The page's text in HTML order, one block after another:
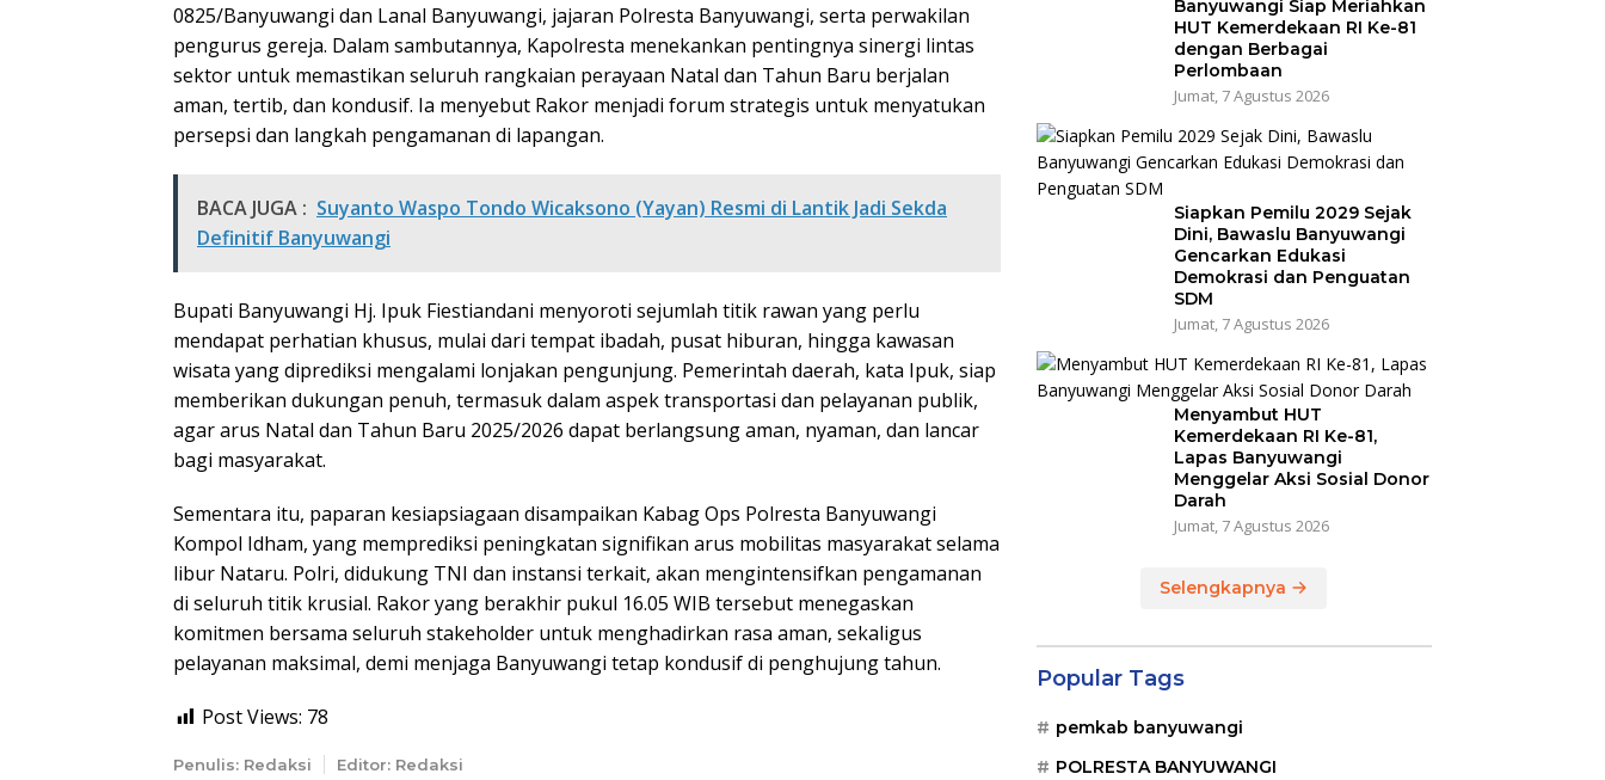
0825/Banyuwangi dan Lanal Banyuwangi, jajaran Polresta Banyuwangi, serta perwakilan
pengurus gereja. Dalam sambutannya, Kapolresta menekankan pentingnya sinergi lintas
sektor untuk memastikan seluruh rangkaian perayaan Natal dan Tahun Baru berjalan
aman, tertib, dan kondusif. Ia menyebut Rakor menjadi forum strategis untuk menyatukan
persepsi dan langkah pengamanan di lapangan.
BACA JUGA : Suyanto Waspo Tondo Wicaksono (Yayan) Resmi di Lantik Jadi Sekda
Definitif Banyuwangi
Bupati Banyuwangi Hj. Ipuk Fiestiandani menyoroti sejumlah titik rawan yang perlu
mendapat perhatian khusus, mulai dari tempat ibadah, pusat hiburan, hingga kawasan
wisata yang diprediksi mengalami lonjakan pengunjung. Pemerintah daerah, kata Ipuk, siap
memberikan dukungan penuh, termasuk dalam aspek transportasi dan pelayanan publik,
agar arus Natal dan Tahun Baru 2025/2026 dapat berlangsung aman, nyaman, dan lancar
bagi masyarakat.
Sementara itu, paparan kesiapsiagaan disampaikan Kabag Ops Polresta Banyuwangi
Kompol Idham, yang memprediksi peningkatan signifikan arus mobilitas masyarakat selama
libur Nataru. Polri, didukung TNI dan instansi terkait, akan mengintensifkan pengamanan
di seluruh titik krusial. Rakor yang berakhir pukul 16.05 WIB tersebut menegaskan
komitmen bersama seluruh stakeholder untuk menghadirkan rasa aman, sekaligus
pelayanan maksimal, demi menjaga Banyuwangi tetap kondusif di penghujung tahun.
Post Views: 78
Penulis: Redaksi Editor: Redaksi
Banyuwangi Siap Meriahkan
HUT Kemerdekaan RI Ke-81
dengan Berbagai
Perlombaan
Jumat, 7 Agustus 2026
Siapkan Pemilu 2029 Sejak
Dini, Bawaslu Banyuwangi
Gencarkan Edukasi
Demokrasi dan Penguatan
SDM
Jumat, 7 Agustus 2026
Menyambut HUT
Kemerdekaan RI Ke-81,
Lapas Banyuwangi
Menggelar Aksi Sosial Donor
Darah
Jumat, 7 Agustus 2026
Selengkapnya
Popular Tags
pemkab banyuwangi
POLRESTA BANYUWANGI